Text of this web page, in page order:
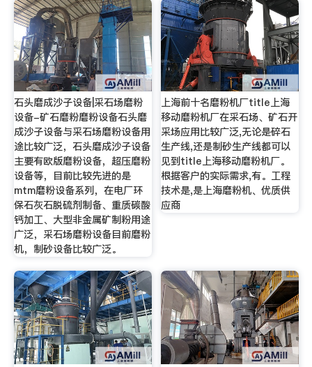
石头磨成沙子设备|采石场磨粉
设备-矿石磨粉磨粉设备石头磨
成沙子设备与采石场磨粉设备用
途比较广泛，石头磨成沙子设备
主要有欧版磨粉设备，超压磨粉
设备等，目前比较先进的是
mtm磨粉设备系列，在电厂环
保石灰石脱硫剂制备、重质碳酸
钙加工、大型非金属矿制粉用途
广泛，采石场磨粉设备目前磨粉
机，制砂设备比较广泛。
上海前十名磨粉机厂title上海
移动磨粉机厂在采石场、矿石开
采场应用比较广泛,无论是碎石
生产线,还是制砂生产线都可以
见到title上海移动磨粉机厂。
根据客户的实际需求,有。工程
技术是,是上海磨粉机、优质供
应商